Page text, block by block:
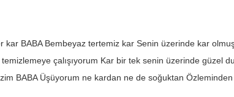
kar BABA Bembeyaz tertemiz kar Senin üzerinde kar
temizlemeye çalışıyorum Kar bir tek senin üzerinde güzel
BABA Üşüyorum ne kardan ne de soğuktan